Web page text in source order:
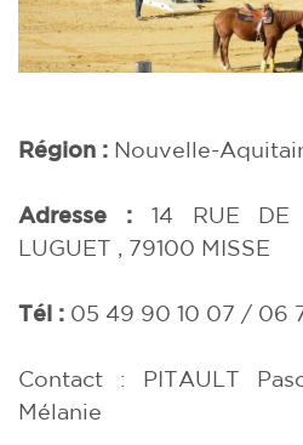
Région : Nouvelle-
Adresse : 14 RUE DE
LUGUET , 79100 MISSE
Tél : 05 49 90 10 07 / 06
Contact : PITAULT
Mélanie